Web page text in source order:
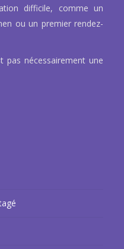
difficile, comme un
ou un premier rendez-
pas nécessairement une